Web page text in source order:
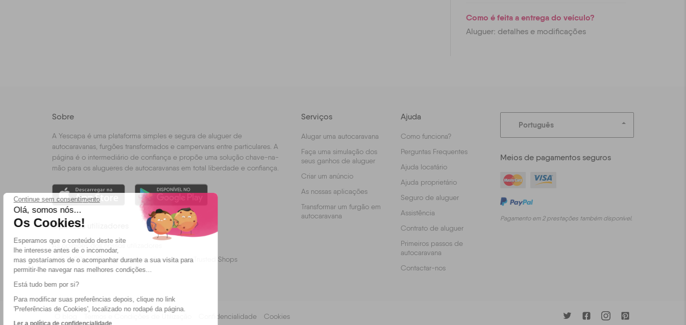
Como é feita a entrega do veículo?
Aluguer: detalhes e modificações
Sobre
A Yescapa é uma plataforma simples e segura de aluguer de
autocaravanas, furgões transformados e campervans entre particulares. A
página é o intermediário de confiança e propõe uma solução chave-na-
mão para os alugueres de autocaravanas em total liberdade e confiança.
Opiniões utilizadores
As opiniões dos nossos utilizadores
4.18/5.00em17opiniões dos utilizadores no Trusted Shops
Serviços
Alugar uma autocaravana
Faça uma simulação dos
seus ganhos de aluguer
Criar um anúncio
As nossas aplicações
Transformar um furgão em
autocaravana
Ajuda
Como funciona?
Perguntas Frequentes
Ajuda locatário
Ajuda proprietário
Seguro de aluguer
Assistência
Contrato de aluguer
Primeiros passos de
autocaravana
Contactar-nos
Português
Meios de pagamentos seguros
Pagamento em 2 prestações também disponível.
Confidencialidade Cookies
Continue sem consentimento
Olá, somos nós...
Os Cookies!
Esperamos que o conteúdo deste site
lhe interesse antes de o incomodar,
mas gostaríamos de o acompanhar durante a sua visita para
permitir-lhe navegar nas melhores condições...
Está tudo bem por si?
Para modificar suas preferências depois, clique no link
'Preferências de Cookies', localizado no rodapé da página.
Ler a política de confidencialidade